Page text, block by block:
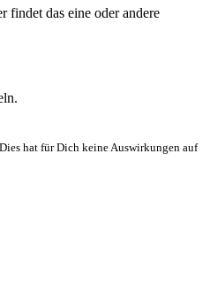
findet das eine oder andere
hat für Dich keine Auswirkungen auf